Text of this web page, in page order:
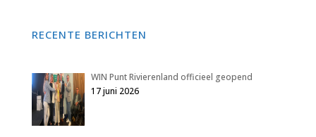
RECENTE BERICHTEN
WIN Punt Rivierenland officieel geopend
17 juni 2026